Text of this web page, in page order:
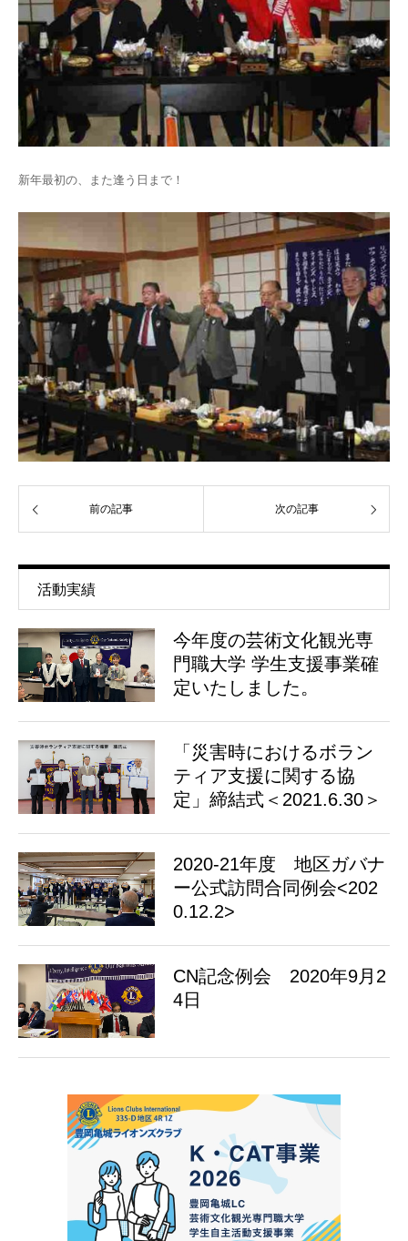
新年最初の、また逢う日まで！
前の記事 次の記事
活動実績
今年度の芸術文化観光専
門職大学 学生支援事業確
定いたしました。
「災害時におけるボラン
ティア支援に関する協
定」締結式＜2021.6.30＞
2020-21年度 地区ガバナ
ー公式訪問合同例会<202
0.12.2>
CN記念例会 2020年9月2
4日